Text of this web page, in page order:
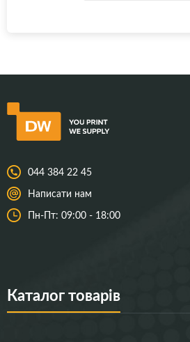
044 384 22 45
Написати нам
Пн-Пт: 09:00 - 18:00
Каталог товарів